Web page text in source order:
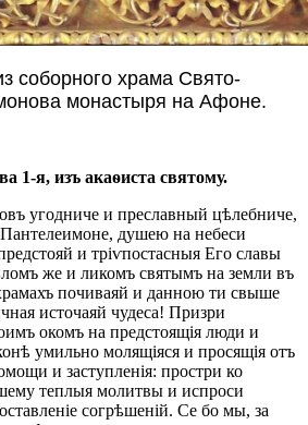
соборного храма Свято-
монастыря на Афоне.
1-я, изъ акаѳиста святому.
угодниче и преславный цѣлебниче,
душею на небеси
и тріѵпостасныя Его славы
же и ликомъ святымъ на земли въ
почиваяй и данною ти свыше
источаяй чудеса! Призри
окомъ на предстоящія люди и
умильно молящіяся и просящія отъ
и заступленія: простри ко
теплыя молитвы и испроси
согрѣшеній. Се бо мы, за